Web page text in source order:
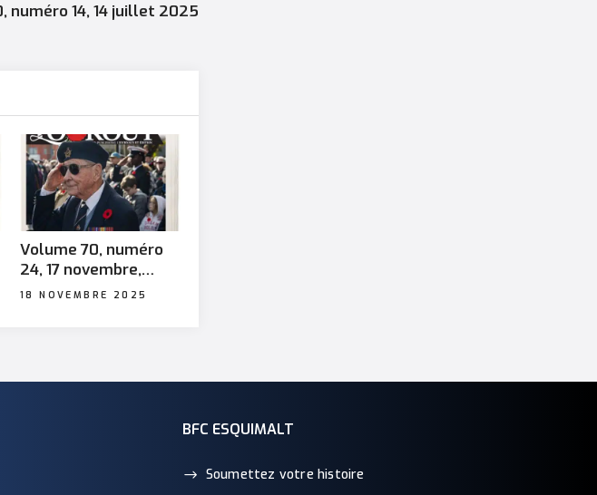
numéro 14, 14 juillet 2025
Volume 70, numéro
24, 17 novembre,
2025
18 NOVEMBRE 2025
BFC ESQUIMALT
Soumettez votre histoire